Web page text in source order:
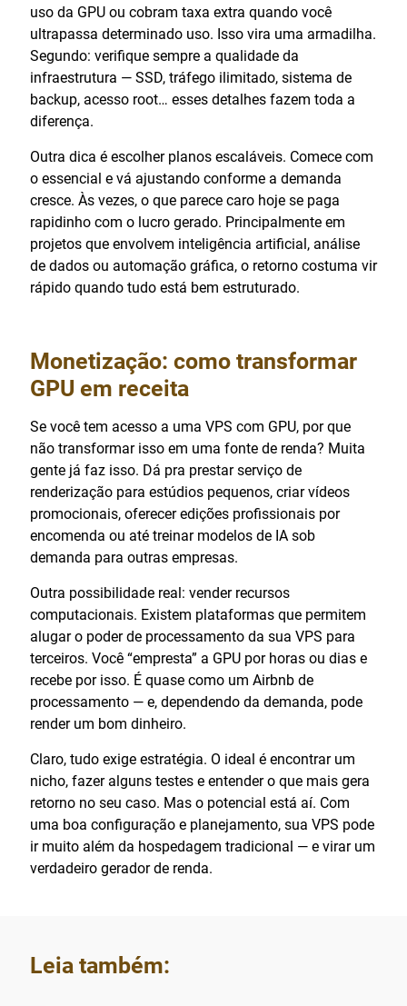
uso da GPU ou cobram taxa extra quando você
ultrapassa determinado uso. Isso vira uma armadilha.
Segundo: verifique sempre a qualidade da
infraestrutura — SSD, tráfego ilimitado, sistema de
backup, acesso root… esses detalhes fazem toda a
diferença.
Outra dica é escolher planos escaláveis. Comece com
o essencial e vá ajustando conforme a demanda
cresce. Às vezes, o que parece caro hoje se paga
rapidinho com o lucro gerado. Principalmente em
projetos que envolvem inteligência artificial, análise
de dados ou automação gráfica, o retorno costuma vir
rápido quando tudo está bem estruturado.
Monetização: como transformar
GPU em receita
Se você tem acesso a uma VPS com GPU, por que
não transformar isso em uma fonte de renda? Muita
gente já faz isso. Dá pra prestar serviço de
renderização para estúdios pequenos, criar vídeos
promocionais, oferecer edições profissionais por
encomenda ou até treinar modelos de IA sob
demanda para outras empresas.
Outra possibilidade real: vender recursos
computacionais. Existem plataformas que permitem
alugar o poder de processamento da sua VPS para
terceiros. Você “empresta” a GPU por horas ou dias e
recebe por isso. É quase como um Airbnb de
processamento — e, dependendo da demanda, pode
render um bom dinheiro.
Claro, tudo exige estratégia. O ideal é encontrar um
nicho, fazer alguns testes e entender o que mais gera
retorno no seu caso. Mas o potencial está aí. Com
uma boa configuração e planejamento, sua VPS pode
ir muito além da hospedagem tradicional — e virar um
verdadeiro gerador de renda.
Leia também: